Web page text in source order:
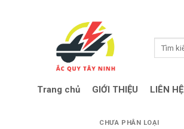
Trang chủ GIỚI THIỆU LIÊN HỆ
CHƯA PHÂN LOẠI